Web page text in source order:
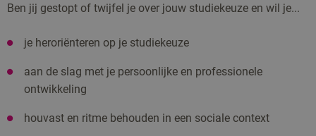
Ben jij gestopt of twijfel je over jouw studiekeuze en wil je...
je heroriënteren op je studiekeuze
aan de slag met je persoonlijke en professionele
ontwikkeling
houvast en ritme behouden in een sociale context